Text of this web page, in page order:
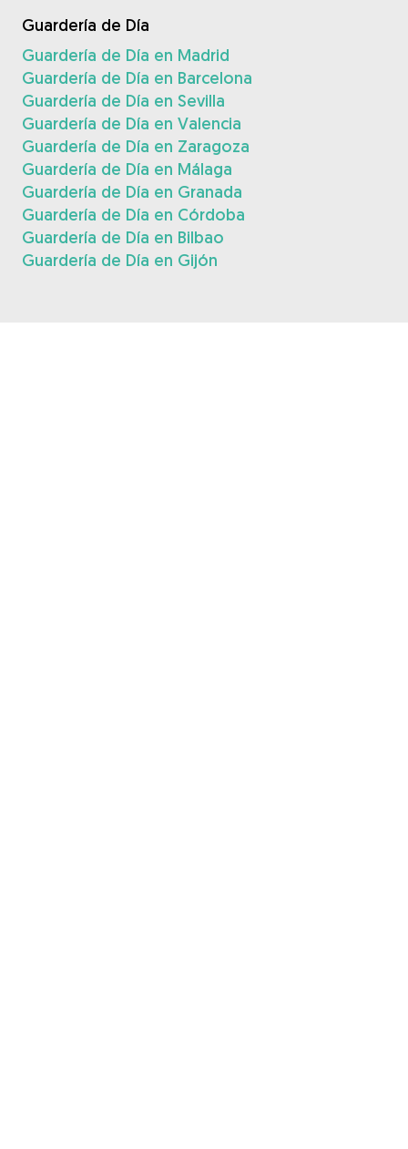
Guardería de Día
Guardería de Día en Madrid
Guardería de Día en Barcelona
Guardería de Día en Sevilla
Guardería de Día en Valencia
Guardería de Día en Zaragoza
Guardería de Día en Málaga
Guardería de Día en Granada
Guardería de Día en Córdoba
Guardería de Día en Bilbao
Guardería de Día en Gijón